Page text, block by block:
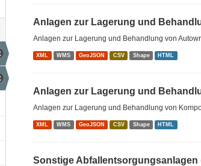
Anlagen zur Lagerung und
Anlagen zur Lagerung und Behandlung von
XML WMS GeoJSON CSV Shape HTML
Anlagen zur Lagerung und
Anlagen zur Lagerung und Behandlung von
XML WMS GeoJSON CSV Shape HTML
Sonstige Abfallentsorgungsanlagen